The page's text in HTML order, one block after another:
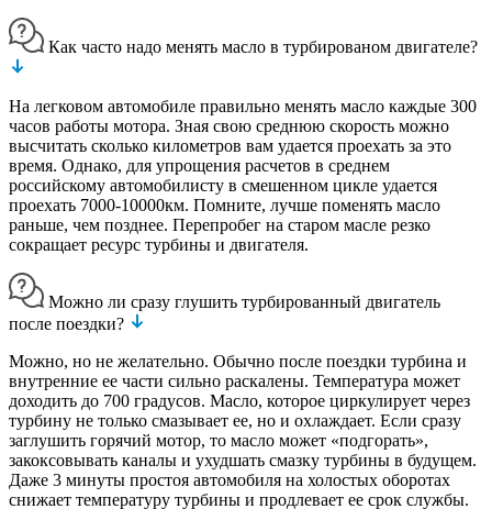
Как часто надо менять масло в турбированом двигателе?
На легковом автомобиле правильно менять масло каждые 300
часов работы мотора. Зная свою среднюю скорость можно
высчитать сколько километров вам удается проехать за это
время. Однако, для упрощения расчетов в среднем
российскому автомобилисту в смешенном цикле удается
проехать 7000-10000км. Помните, лучше поменять масло
раньше, чем позднее. Перепробег на старом масле резко
сокращает ресурс турбины и двигателя.
Можно ли сразу глушить турбированный двигатель
после поездки?
Можно, но не желательно. Обычно после поездки турбина и
внутренние ее части сильно раскалены. Температура может
доходить до 700 градусов. Масло, которое циркулирует через
турбину не только смазывает ее, но и охлаждает. Если сразу
заглушить горячий мотор, то масло может «подгорать»,
закоксовывать каналы и ухудшать смазку турбины в будущем.
Даже 3 минуты простоя автомобиля на холостых оборотах
снижает температуру турбины и продлевает ее срок службы.